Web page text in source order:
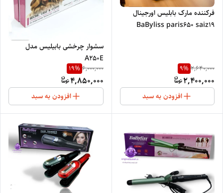
فرکننده مارک بابلیس اورجینال
BaByliss paris650 saiz19
2,640,000
9%
2,400,000
افزودن به سبد
سشوار چرخشی بابیلیس مدل
A250E
6,000,000
19%
4,850,000
افزودن به سبد